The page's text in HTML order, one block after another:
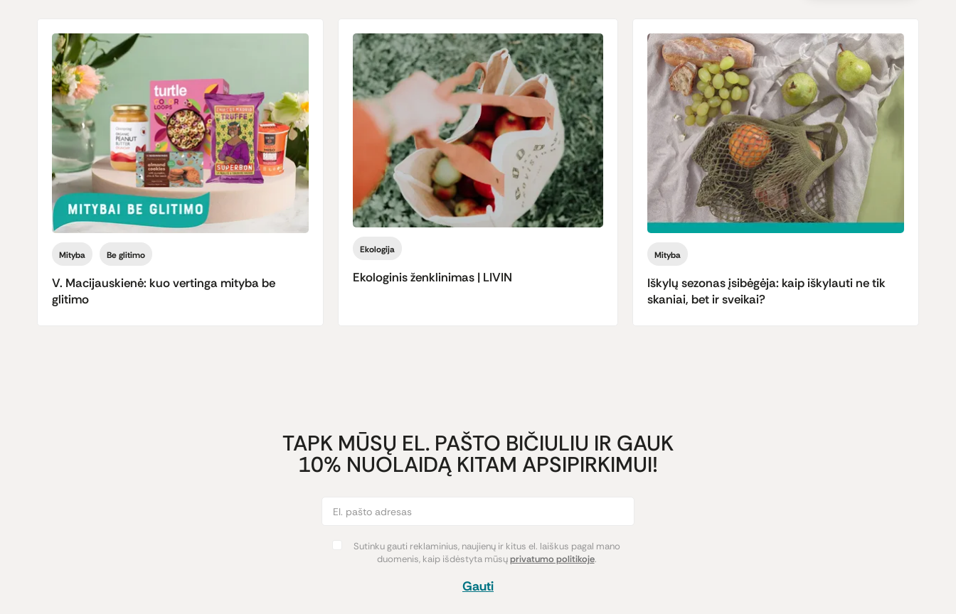
Mityba Be glitimo
V. Macijauskienė: kuo vertinga mityba be
glitimo
Ekologija
Ekologinis ženklinimas | LIVIN
Mityba
Iškylų sezonas įsibėgėja: kaip iškylauti ne tik
skaniai, bet ir sveikai?
TAPK MŪSŲ EL. PAŠTO BIČIULIU IR GAUK
10% NUOLAIDĄ KITAM APSIPIRKIMUI!
Sutinku gauti reklaminius, naujienų ir kitus el. laiškus pagal mano
duomenis, kaip išdėstyta mūsųprivatumo politikoje.
Gauti